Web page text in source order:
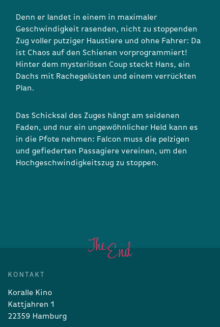
Denn er landet in einem in maximaler
Geschwindigkeit rasenden, nicht zu stoppenden
Zug voller putziger Haustiere und ohne Fahrer: Da
ist Chaos auf den Schienen vorprogrammiert!
Hinter dem mysteriösen Coup steckt Hans, ein
Dachs mit Rachegelüsten und einem verrückten
Plan.
Das Schicksal des Zuges hängt am seidenen
Faden, und nur ein ungewöhnlicher Held kann es
in die Pfote nehmen: Falcon muss die pelzigen
und gefiederten Passagiere vereinen, um den
Hochgeschwindigkeitszug zu stoppen.
KONTAKT
Koralle Kino
Kattjahren 1
22359 Hamburg